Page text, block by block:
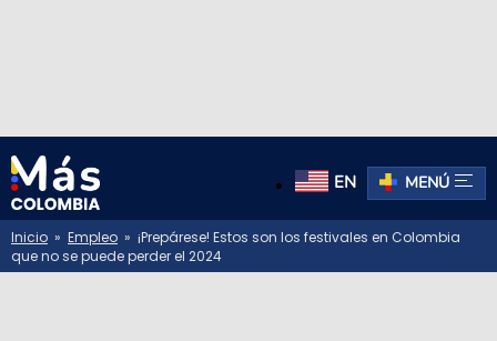
EN MENÚ
Inicio » Empleo » ¡Prepárese! Estos son los festivales en Colombia
que no se puede perder el 2024